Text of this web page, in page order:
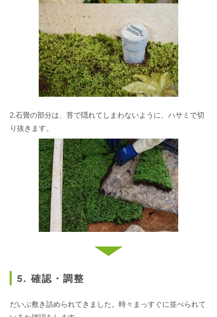
2.石畳の部分は、苔で隠れてしまわないように、ハサミで切
り抜きます。
5. 確認・調整
だいぶ敷き詰められてきました。時々まっすぐに並べられて